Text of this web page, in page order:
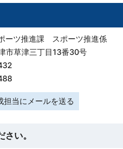
ーツ推進課 スポーツ推進係
市草津三丁目13番30号
担当にメールを送る
い。